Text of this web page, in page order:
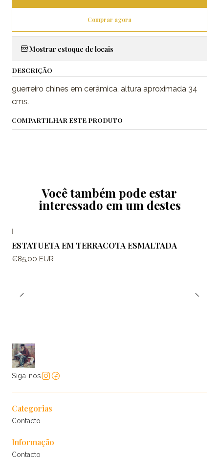
Comprar agora
Mostrar estoque de locais
DESCRIÇÃO
guerreiro chines em cerâmica, altura aproximada 34
cms.
COMPARTILHAR ESTE PRODUTO
Você também pode estar
interessado em um destes
ESTATUETA EM TERRACOTA ESMALTADA
€85,00 EUR
Siga-nos
Categorias
Contacto
Informação
Contacto